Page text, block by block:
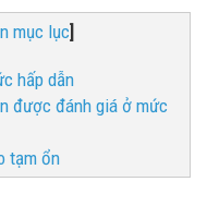
mục lục]
hấp dẫn
được đánh giá ở mức
tạm ổn